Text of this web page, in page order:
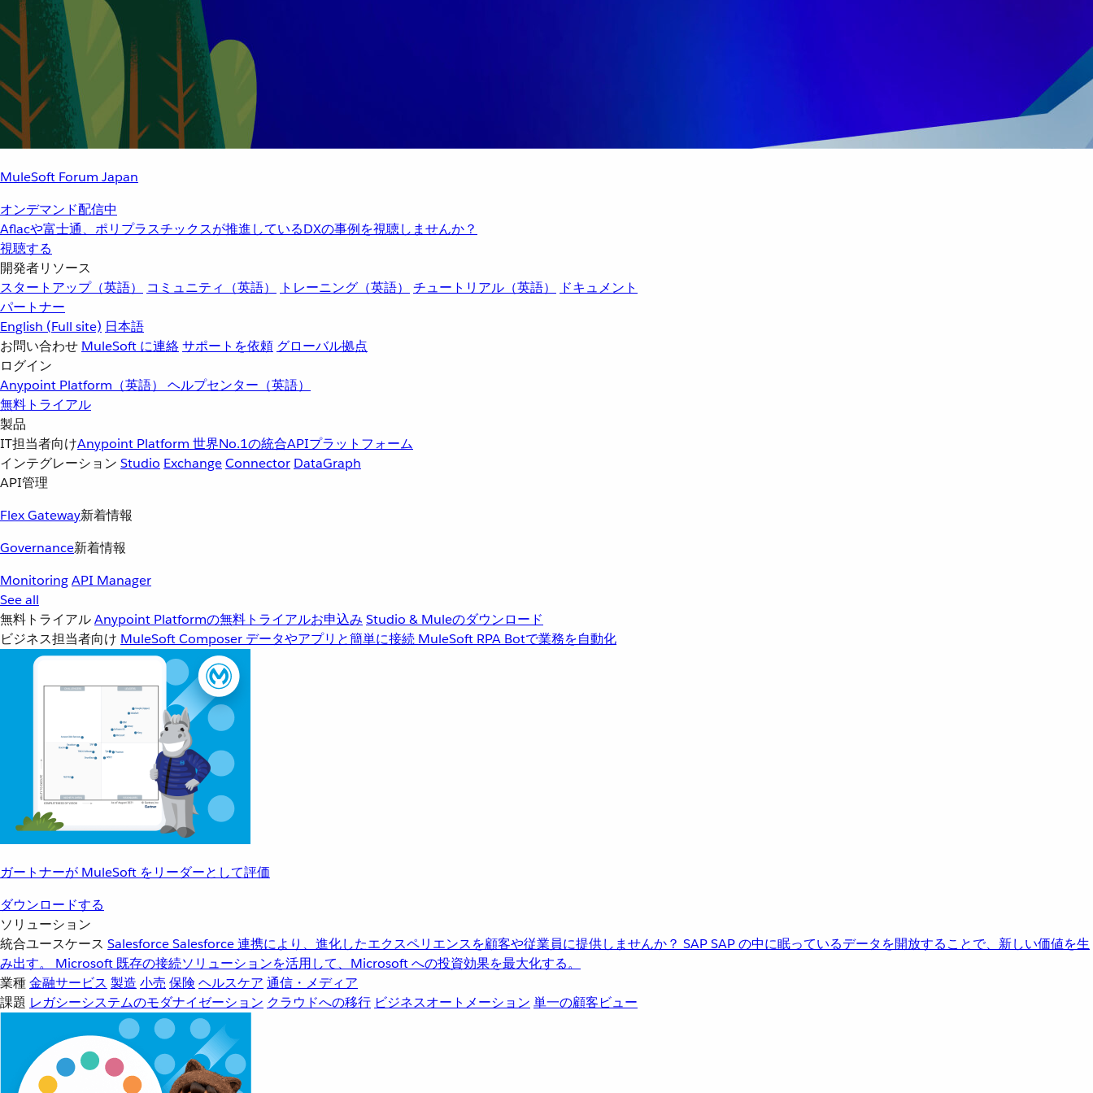
MuleSoft Forum Japan
オンデマンド配信中
Aflacや富士通、ポリプラスチックスが推進しているDXの事例を視聴しませんか？
視聴する
開発者リソース
スタートアップ（英語）
コミュニティ（英語） トレーニング（英語） チュートリアル（英語）
ドキュメント
パートナー
English (Full site) 日本語
お問い合わせ MuleSoft に連絡サポートを依頼 グローバル拠点
ログイン
Anypoint Platform（英語） ヘルプセンター（英語）
無料トライアル
製品
IT担当者向けAnypoint Platform 世界No.1の統合APIプラットフォーム
インテグレーション Studio ExchangeConnector DataGraph
API管理
Flex Gateway新着情報
Governance新着情報
MonitoringAPI Manager
See all
無料トライアルAnypoint Platformの無料トライアルお申込み Studio & Muleのダウンロード
ビジネス担当者向け MuleSoft Composer データやアプリと簡単に接続 MuleSoft RPA Botで業務を自動化
ガートナーが MuleSoft をリーダーとして評価
ダウンロードする
ソリューション
統合ユースケース SalesforceSalesforce 連携により、進化したエクスペリエンスを顧客や従業員に提供しませんか？ SAPSAP の中に眠っているデータを開放することで、新しい価値を生
み出す。
Microsoft 既存の接続ソリューションを活用して、Microsoft への投資効果を最大化する。
業種金融サービス 製造 小売 保険 ヘルスケア 通信・メディア
課題 レガシーシステムのモダナイゼーション クラウドへの移行 ビジネスオートメーション 単一の顧客ビュー